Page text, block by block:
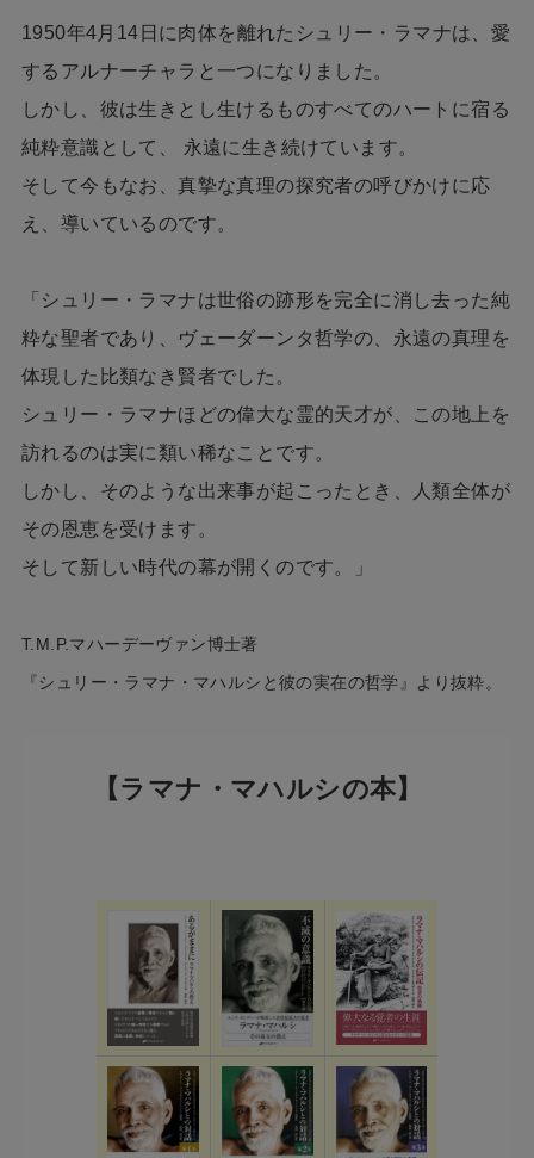
1950年4月14日に肉体を離れたシュリー・ラマナは、愛
するアルナーチャラと一つになりました。
しかし、彼は生きとし生けるものすべてのハートに宿る
純粋意識として、 永遠に生き続けています。
そして今もなお、真摯な真理の探究者の呼びかけに応
え、導いているのです。
「シュリー・ラマナは世俗の跡形を完全に消し去った純
粋な聖者であり、ヴェーダーンタ哲学の、永遠の真理を
体現した比類なき賢者でした。
シュリー・ラマナほどの偉大な霊的天才が、この地上を
訪れるのは実に類い稀なことです。
しかし、そのような出来事が起こったとき、人類全体が
その恩恵を受けます。
そして新しい時代の幕が開くのです。」
T.M.P.マハーデーヴァン博士著
『シュリー・ラマナ・マハルシと彼の実在の哲学』より抜粋。
【ラマナ・マハルシの本】